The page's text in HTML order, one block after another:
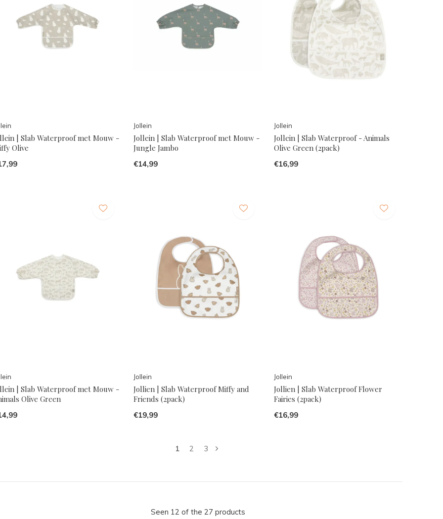
| Slab Waterproof met Mouw -
Olive
Jollein
Jollein | Slab Waterproof met Mouw -
Jungle Jambo
€14,99
Jollein
Jollein | Slab Waterproof - Animals
Olive Green (2pack)
€16,99
| Slab Waterproof met Mouw -
Olive Green
Jollein
Jollien | Slab Waterproof Miffy and
Friends (2pack)
€19,99
Jollein
Jollien | Slab Waterproof Flower
Fairies (2pack)
€16,99
1 2 3
Seen 12 of the 27 products